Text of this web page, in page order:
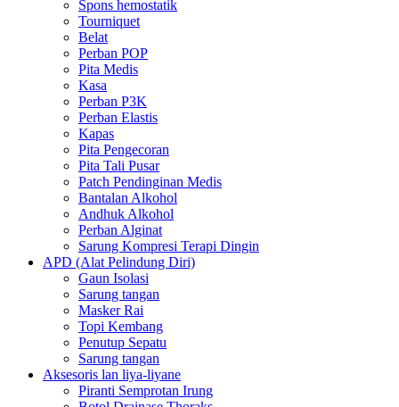
Spons hemostatik
Tourniquet
Belat
Perban POP
Pita Medis
Kasa
Perban P3K
Perban Elastis
Kapas
Pita Pengecoran
Pita Tali Pusar
Patch Pendinginan Medis
Bantalan Alkohol
Andhuk Alkohol
Perban Alginat
Sarung Kompresi Terapi Dingin
APD (Alat Pelindung Diri)
Gaun Isolasi
Sarung tangan
Masker Rai
Topi Kembang
Penutup Sepatu
Sarung tangan
Aksesoris lan liya-liyane
Piranti Semprotan Irung